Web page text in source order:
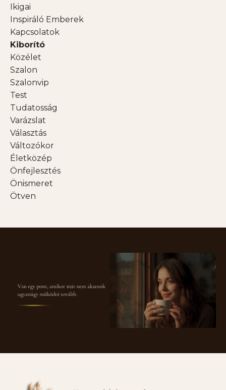
Ikigai
Inspiráló Emberek
Kapcsolatok
Kiborító
Közélet
Szalon
Szalonvip
Test
Tudatosság
Varázslat
Választás
Változókor
Életközép
Önfejlesztés
Önismeret
Ötven